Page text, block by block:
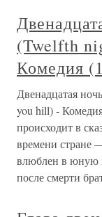
(Twelfth
Комедия
Двенадцатая
you hill) -
происходит в
времени стране
влюблен в юную
после смерти